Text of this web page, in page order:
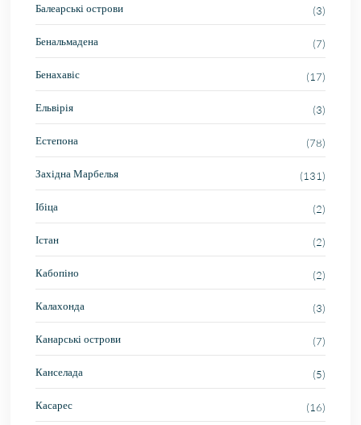
Балеарські острови (3)
Бенальмадена (7)
Бенахавіс (17)
Ельвірія (3)
Естепона (78)
Західна Марбелья (131)
Ібіца (2)
Істан (2)
Кабопіно (2)
Калахонда (3)
Канарські острови (7)
Канселада (5)
Касарес (16)